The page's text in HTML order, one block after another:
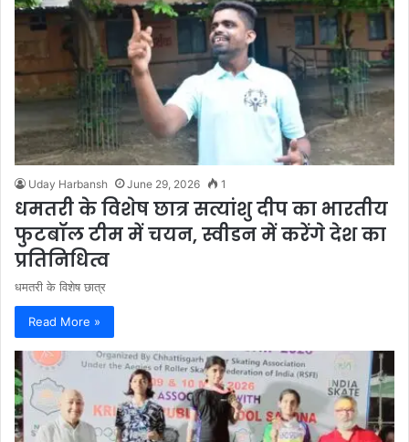
Uday Harbansh June 29, 2026 1
धमतरी के विशेष छात्र सत्यांशु दीप का भारतीय
फुटबॉल टीम में चयन, स्वीडन में करेंगे देश का
प्रतिनिधित्व
धमतरी के विशेष छात्र
Read More »